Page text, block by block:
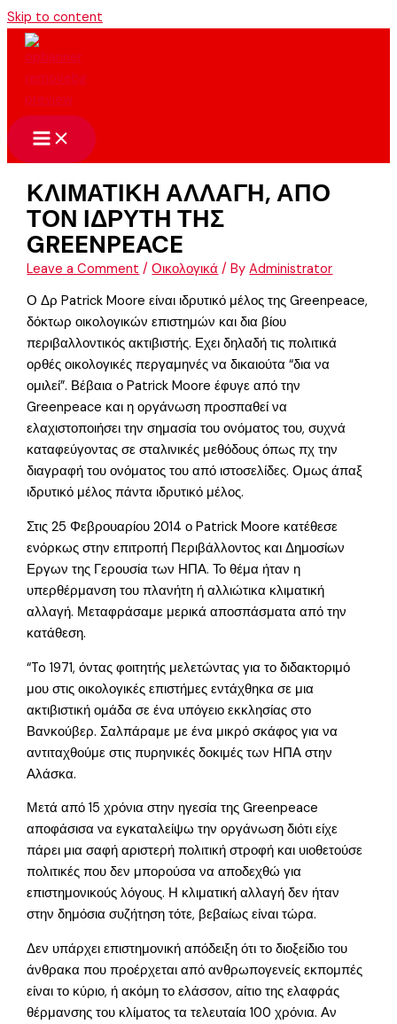
Skip to content
ΚΛΙΜΑΤΙΚΗ ΑΛΛΑΓΗ, ΑΠΟ
ΤΟΝ ΙΔΡΥΤΗ ΤΗΣ
GREENPEACE
Leave a Comment /Οικολογικά / ByAdministrator
Ο Δρ Patrick Moore είναι ιδρυτικό μέλος της Greenpeace,
δόκτωρ οικολογικών επιστημών και δια βίου
περιβαλλοντικός ακτιβιστής. Εχει δηλαδή τις πολιτικά
ορθές οικολογικές περγαμηνές να δικαιούτα “δια να
ομιλεί”. Βέβαια ο Patrick Moore έφυγε από την
Greenpeace και η οργάνωση προσπαθεί να
ελαχιστοποιήσει την σημασία του ονόματος του, συχνά
καταφεύγοντας σε σταλινικές μεθόδους όπως πχ την
διαγραφή του ονόματος του από ιστοσελίδες. Ομως άπαξ
ιδρυτικό μέλος πάντα ιδρυτικό μέλος.
Στις 25 Φεβρουαρίου 2014 ο Patrick Moore κατέθεσε
ενόρκως στην επιτροπή Περιβάλλοντος και Δημοσίων
Εργων της Γερουσία των ΗΠΑ. Το θέμα ήταν η
υπερθέρμανση του πλανήτη ή αλλιώτικα κλιματική
αλλαγή. Μεταφράσαμε μερικά αποσπάσματα από την
κατάθεση.
“To 1971, όντας φοιτητής μελετώντας για το διδακτοριμό
μου στις οικολογικές επιστήμες εντάχθηκα σε μια
ακτιβιστική ομάδα σε ένα υπόγειο εκκλησίας στο
Βανκούβερ. Σαλπάραμε με ένα μικρό σκάφος για να
αντιταχθούμε στις πυρηνικές δοκιμές των ΗΠΑ στην
Αλάσκα.
Μετά από 15 χρόνια στην ηγεσία της Greenpeace
αποφάσισα να εγκαταλείψω την οργάνωση διότι είχε
πάρει μια σαφή αριστερή πολιτική στροφή και υιοθετούσε
πολιτικές που δεν μπορούσα να αποδεχθώ για
επιστημονικούς λόγους. Η κλιματική αλλαγή δεν ήταν
στην δημόσια συζήτηση τότε, βεβαίως είναι τώρα.
Δεν υπάρχει επιστημονική απόδειξη ότι το διοξείδιο του
άνθρακα που προέρχεται από ανθρωπογενείς εκπομπές
είναι το κύριο, ή ακόμη το ελάσσον, αίτιο της ελαφράς
θέρμανσης του κλίματος τα τελευταία 100 χρόνια. Αν